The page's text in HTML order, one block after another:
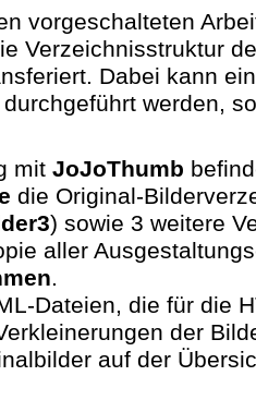
vorgeschalteten
Verzeichnisstruktur
Dabei kann
werden,
mit JoJoThumb
die Original-
) sowie 3 weitere
aller
.
Dateien, die für die
der
auf der